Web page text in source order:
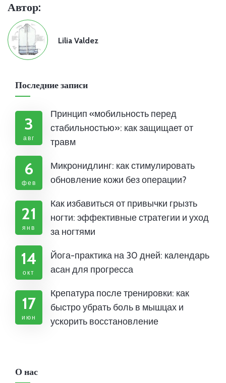
Автор:
Lilia Valdez
Последние записи
3
авг
Принцип «мобильность перед
стабильностью»: как защищает от
травм
6
фев
Микронидлинг: как стимулировать
обновление кожи без операции?
21
янв
Как избавиться от привычки грызть
ногти: эффективные стратегии и уход
за ногтями
14
окт
Йога-практика на 30 дней: календарь
асан для прогресса
17
июн
Крепатура после тренировки: как
быстро убрать боль в мышцах и
ускорить восстановление
О нас